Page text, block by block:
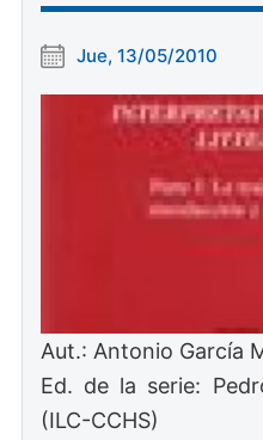
Jue, 13/05/2010
Aut.: Antonio García
Ed. de la serie:
(ILC-CCHS)